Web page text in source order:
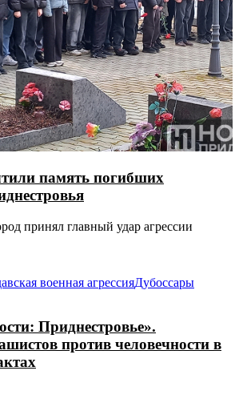
память погибших
принял главный удар агрессии
военная агрессияДубоссары
Приднестровье».
против человечности в